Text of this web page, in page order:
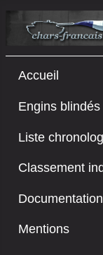
Accueil
Engins blindés
Liste
Classement
Documentation
Mentions